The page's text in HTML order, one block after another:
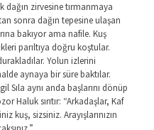
zirvesine tırmanmaya
sonra dağın tepesine ulaşan
bakıyor ama nafile. Kuş
parıltıya doğru koştular.
Yolun izlerini
aynaya bir süre baktılar.
Sıla aynı anda başlarını dönüp
Haluk sırıtır: “Arkadaşlar, Kaf
kuş, sizsiniz. Arayışlarınızın